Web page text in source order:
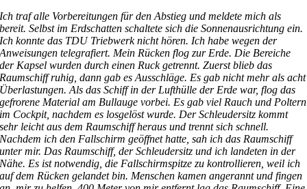
Ich traf alle Vorbereitungen für den Abstieg und meldete mich als
bereit. Selbst im Erdschatten schaltete sich die Sonnenausrichtung ein.
Ich konnte das TDU Triebwerk nicht hören. Ich habe wegen der
Anweisungen telegrafiert. Mein Rücken flog zur Erde. Die Bereiche
der Kapsel wurden durch einen Ruck getrennt. Zuerst blieb das
Raumschiff ruhig, dann gab es Ausschläge. Es gab nicht mehr als acht
Überlastungen. Als das Schiff in der Lufthülle der Erde war, flog das
gefrorene Material am Bullauge vorbei. Es gab viel Rauch und Poltern
im Cockpit, nachdem es losgelöst wurde. Der Schleudersitz kommt
sehr leicht aus dem Raumschiff heraus und trennt sich schnell.
Nachdem ich den Fallschirm geöffnet hatte, sah ich das Raumschiff
unter mir. Das Raumschiff, der Schleudersitz und ich landeten in der
Nähe. Es ist notwendig, die Fallschirmspitze zu kontrollieren, weil ich
auf dem Rücken gelandet bin. Menschen kamen angerannt und fingen